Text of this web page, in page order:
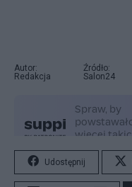
Autor:
Redakcja
Źródło:
Salon24
Udostępnij